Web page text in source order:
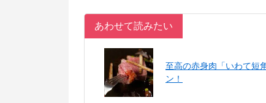
あわせて読みたい
至高の赤身肉「いわて短
ン！